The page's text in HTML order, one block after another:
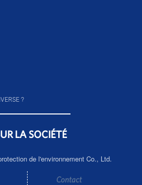
?
LA SOCIÉTÉ
de l'environnement Co., Ltd.
Contact